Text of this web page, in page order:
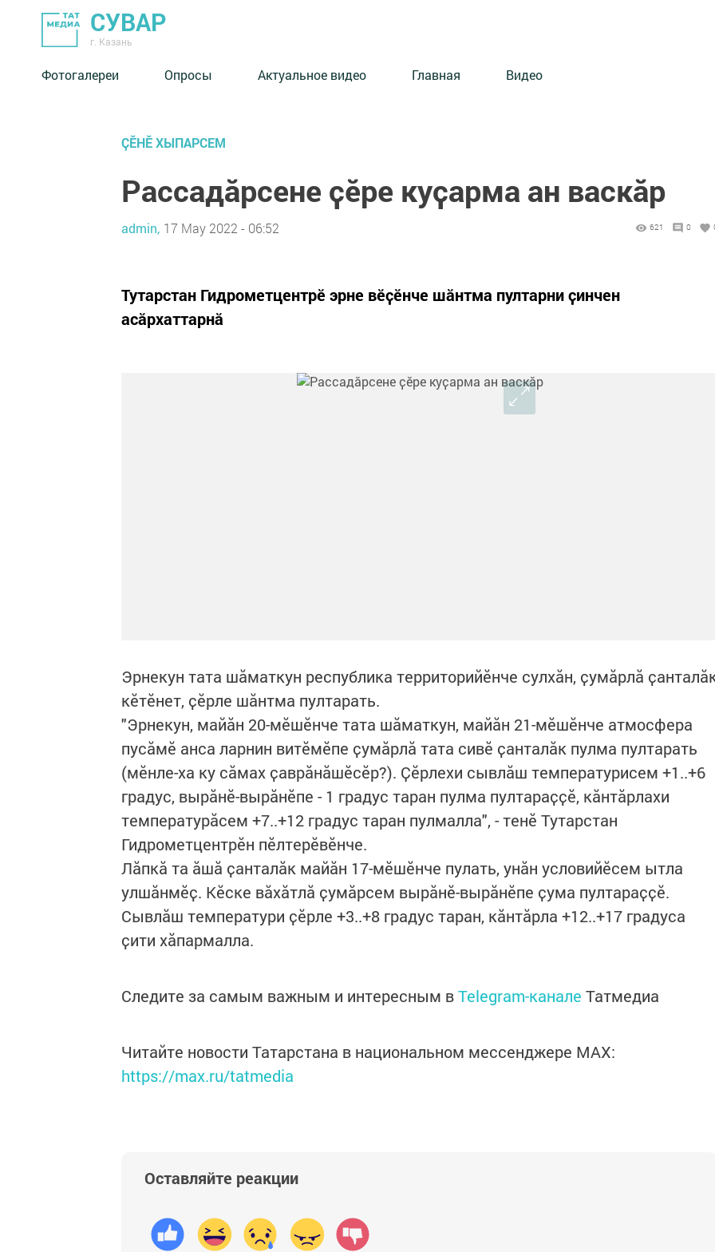
СУВАР
г. Казань
Фотогалереи Опросы Актуальное видео Главная Видео
ÇӖНӖ ХЫПАРСЕМ
Рассадӑрсене ҫӗре куҫарма ан васкӑр
admin, 17 May 2022 - 06:52 621 0
Тутарстан Гидрометцентрӗ эрне вӗҫӗнче шӑнтма пултарни ҫинчен
асӑрхаттарнӑ
Эрнекун тата шӑматкун республика территорийӗнче сулхӑн, ҫумӑрлӑ
кӗтӗнет, ҫӗрле шӑнтма пултарать.
"Эрнекун, майӑн 20-мӗшӗнче тата шӑматкун, майӑн 21-мӗшӗнче атмосфера
пусӑмӗ анса ларнин витӗмӗпе ҫумӑрлӑ тата сивӗ ҫанталӑк пулма пултарать
(мӗнле-ха ку сӑмах ҫаврӑнӑшӗсӗр?). Ҫӗрлехи сывлӑш температурисем +1..+6
градус, вырӑнӗ-вырӑнӗпе - 1 градус таран пулма пултараҫҫӗ, кӑнтӑрлахи
температурӑсем +7..+12 градус таран пулмалла", - тенӗ Тутарстан
Гидрометцентрӗн пӗлтерӗвӗнче.
Лӑпкӑ та ӑшӑ ҫанталӑк майӑн 17-мӗшӗнче пулать, унӑн условийӗсем ытла
улшӑнмӗҫ. Кӗске вӑхӑтлӑ ҫумӑрсем вырӑнӗ-вырӑнӗпе ҫума пултараҫҫӗ.
Сывлӑш температури ҫӗрле +3..+8 градус таран, кӑнтӑрла +12..+17 градуса
ҫити хӑпармалла.
Следите за самым важным и интересным вTelegram-канале Татмедиа
Читайте новости Татарстана в национальном мессенджере MАХ:
https://max.ru/tatmedia
Оставляйте реакции